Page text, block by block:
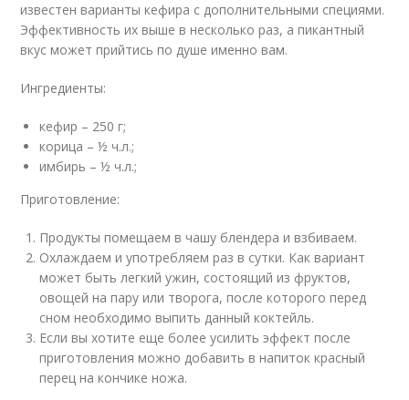
известен варианты кефира с дополнительными специями.
Эффективность их выше в несколько раз, а пикантный
вкус может прийтись по душе именно вам.
Ингредиенты:
кефир – 250 г;
корица – ½ ч.л.;
имбирь – ½ ч.л.;
Приготовление:
Продукты помещаем в чашу блендера и взбиваем.
Охлаждаем и употребляем раз в сутки. Как вариант
может быть легкий ужин, состоящий из фруктов,
овощей на пару или творога, после которого перед
сном необходимо выпить данный коктейль.
Если вы хотите еще более усилить эффект после
приготовления можно добавить в напиток красный
перец на кончике ножа.